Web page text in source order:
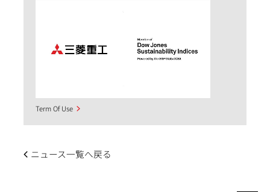
Term Of Use
ニュース一覧へ戻る